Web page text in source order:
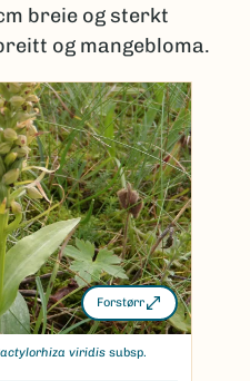
breie og sterkt
og mangebloma.
Forstørr
viridis subsp.